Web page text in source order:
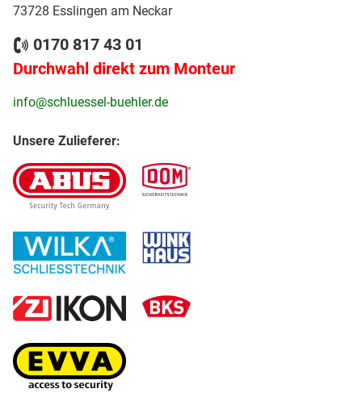
73728 Esslingen am Neckar
0170 817 43 01
Durchwahl direkt zum Monteur
info@schluessel-buehler.de
Unsere Zulieferer: